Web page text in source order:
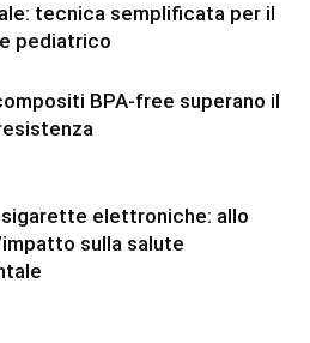
tecnica semplificata per il
pediatrico
BPA-free superano il
sigarette elettroniche: allo
sulla salute